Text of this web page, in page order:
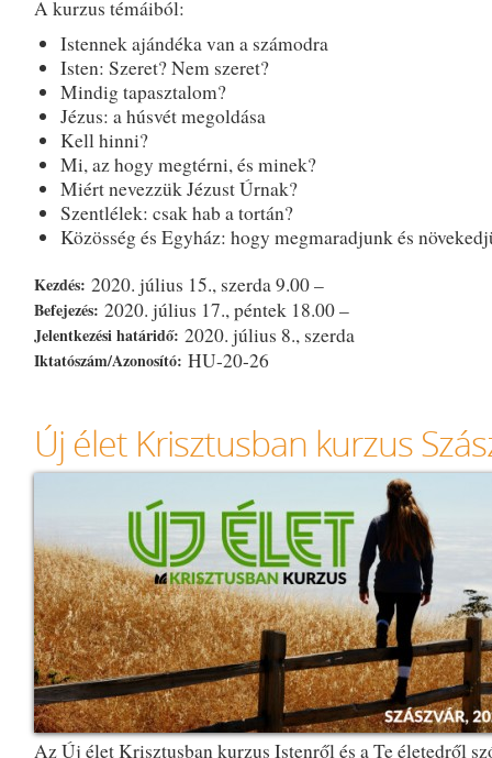
A kurzus témáiból:
Istennek ajándéka van a számodra
Isten: Szeret? Nem szeret?
Mindig tapasztalom?
Jézus: a húsvét megoldása
Kell hinni?
Mi, az hogy megtérni, és minek?
Miért nevezzük Jézust Úrnak?
Szentlélek: csak hab a tortán?
Közösség és Egyház: hogy megmaradjunk és
Kezdés: 2020. július 15., szerda 9.00 –
Befejezés: 2020. július 17., péntek 18.00 –
Jelentkezési határidő: 2020. július 8., szerda
Iktatószám/Azonosító: HU-20-26
Új élet Krisztusban kurzus
Az Új élet Krisztusban kurzus Istenről és a Te életedről